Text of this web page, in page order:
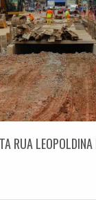
RUA